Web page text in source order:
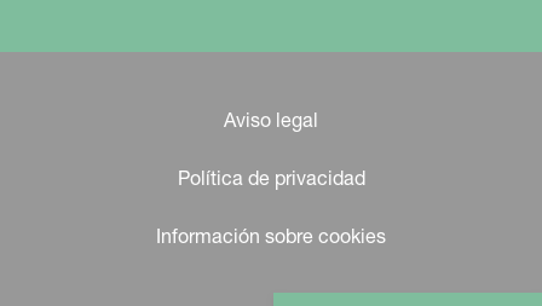
Aviso legal
Política de privacidad
Información sobre cookies